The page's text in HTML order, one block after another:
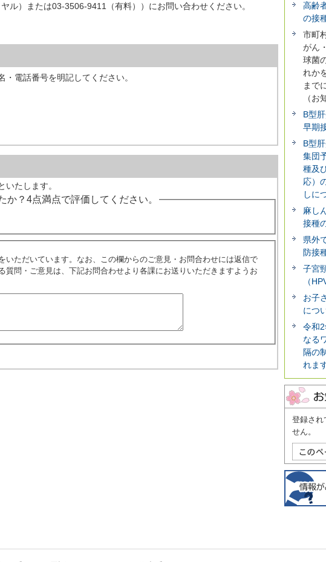
ル）または03-3506-9411（有料））にお問い合わせください。
電話番号を明記してください。
たします。
か？4点満点で評価してください。
いただいています。なお、この欄からのご意見・お問合わせには返信で
質問・ご意見は、下記お問合わせより各課にお送りいただきますようお
高齢
の接
市町
がん
球菌
れか
まで
（お
B型
早期
B型
集団
種及
応）
しに
麻し
接種
県外
防接
子宮
（
お子
につ
令和
なる
隔の
れま
登録され
せん。